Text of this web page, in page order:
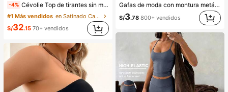
-4% Cévolie Top de tirantes sin mangas con cuello drapeado tipo cowl, ajuste ceñido, sexy, con fruncidos, ribete de encaje, patchwork y espalda descubierta para fiesta
#1 Más vendidos
en Satinado Camisetas sin mangas y camisetas sin m
S/32.15 70+ vendidos
Gafas de moda con montura metálica ovalada/poligonal (media montura), adecuadas para uso diario y actividades al aire libre
S/3.78 800+ vendidos